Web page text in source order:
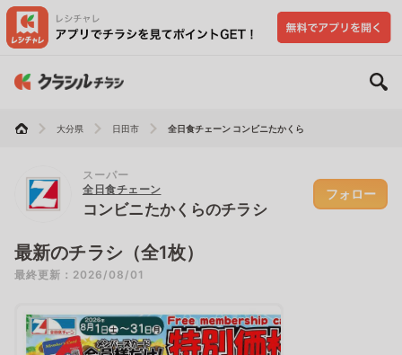
大分県 日田市 全日食チェーン コンビニたかくら
スーパー
全日食チェーン
コンビニたかくらのチラシ
フォロー
最新のチラシ（全1枚）
最終更新：2026/08/01